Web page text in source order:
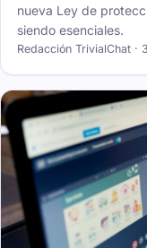
nueva Ley de
siendo esenciales.
Redacción TrivialChat